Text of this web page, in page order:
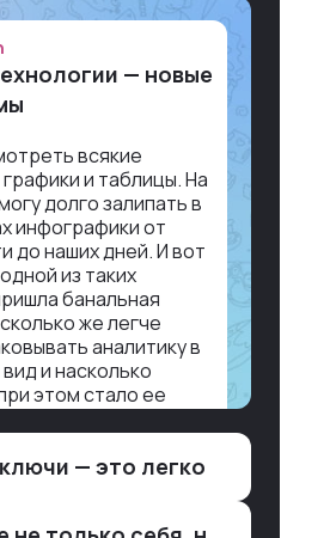
— новые
всякие
и таблицы. На
долго залипать в
инфографики от
до наших дней. И вот
из таких
банальная
же легче
аналитику в
и насколько
этом стало ее
разрезе нашей
— это легко